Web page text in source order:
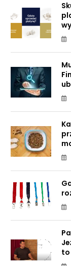
to